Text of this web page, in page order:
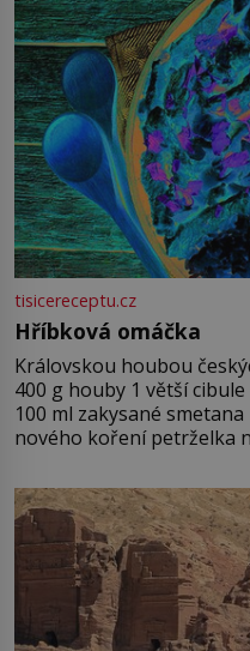
tisicereceptu.cz
Hříbková omáčka
Královskou houbou českých
400 g houby 1 větší
100 ml zakysané
nového koření petrželka